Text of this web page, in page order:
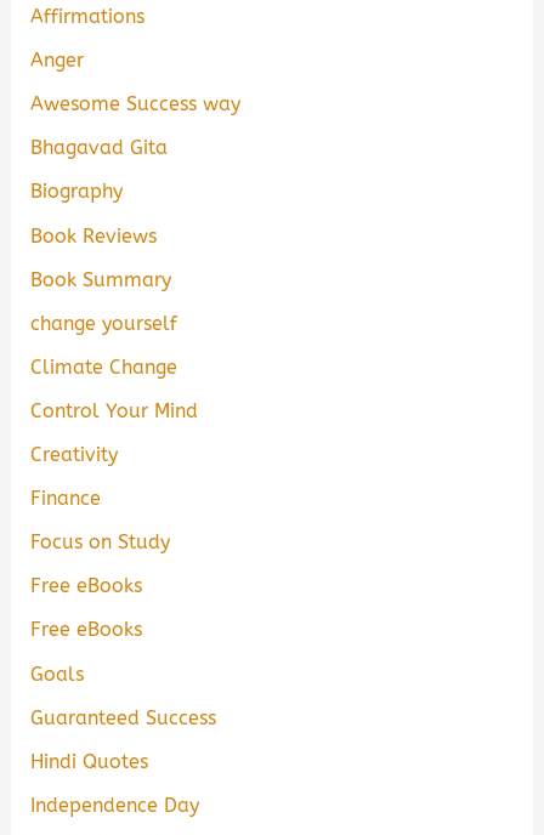
Affirmations
Anger
Awesome Success way
Bhagavad Gita
Biography
Book Reviews
Book Summary
change yourself
Climate Change
Control Your Mind
Creativity
Finance
Focus on Study
Free eBooks
Free eBooks
Goals
Guaranteed Success
Hindi Quotes
Independence Day